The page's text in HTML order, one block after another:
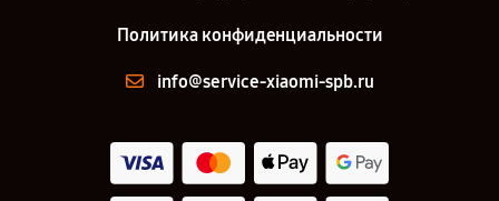
Политика конфиденциальности
info@service-xiaomi-spb.ru